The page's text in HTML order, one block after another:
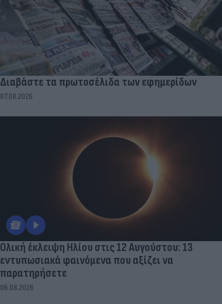
Διαβάστε τα πρωτοσέλιδα των εφημερίδων
07.08.2026
Ολική έκλειψη Ηλίου στις 12 Αυγούστου: 13
εντυπωσιακά φαινόμενα που αξίζει να
παρατηρήσετε
06.08.2026